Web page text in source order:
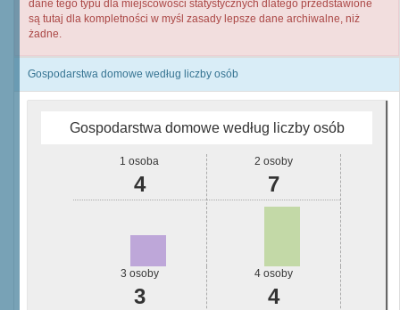
dane tego typu dla miejscowości statystycznych dlatego przedstawione
są tutaj dla kompletności w myśl zasady lepsze dane archiwalne, niż
żadne.
Gospodarstwa domowe według liczby osób
Gospodarstwa domowe według liczby osób
1 osoba
4
2 osoby
7
3 osoby
3
4 osoby
4